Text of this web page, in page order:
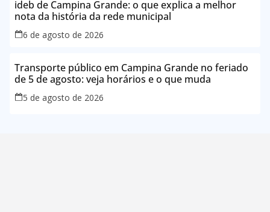
ideb de Campina Grande: o que explica a melhor
nota da história da rede municipal
6 de agosto de 2026
Transporte público em Campina Grande no feriado
de 5 de agosto: veja horários e o que muda
5 de agosto de 2026